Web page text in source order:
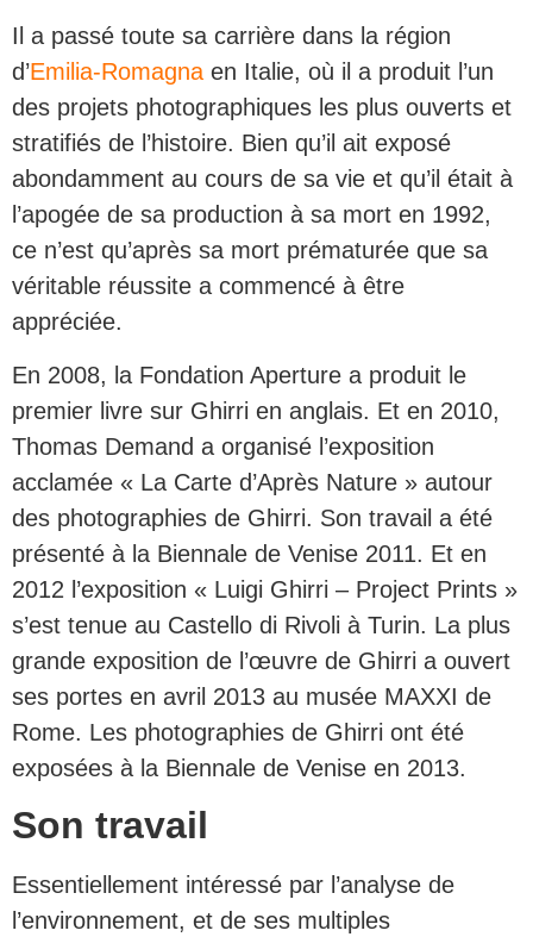
Il a passé toute sa carrière dans la région
d’Emilia-Romagna en Italie, où il a produit l’un
des projets photographiques les plus ouverts et
stratifiés de l’histoire. Bien qu’il ait exposé
abondamment au cours de sa vie et qu’il était à
l’apogée de sa production à sa mort en 1992,
ce n’est qu’après sa mort prématurée que sa
véritable réussite a commencé à être
appréciée.
En 2008, la Fondation Aperture a produit le
premier livre sur Ghirri en anglais. Et en 2010,
Thomas Demand a organisé l’exposition
acclamée « La Carte d’Après Nature » autour
des photographies de Ghirri. Son travail a été
présenté à la Biennale de Venise 2011. Et en
2012 l’exposition « Luigi Ghirri – Project Prints »
s’est tenue au Castello di Rivoli à Turin. La plus
grande exposition de l’œuvre de Ghirri a ouvert
ses portes en avril 2013 au musée MAXXI de
Rome. Les photographies de Ghirri ont été
exposées à la Biennale de Venise en 2013.
Son travail
Essentiellement intéressé par l’analyse de
l’environnement, et de ses multiples